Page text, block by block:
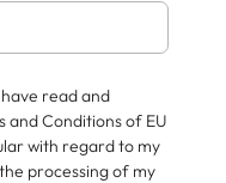
read and
and Conditions of EU
with regard to my
processing of my